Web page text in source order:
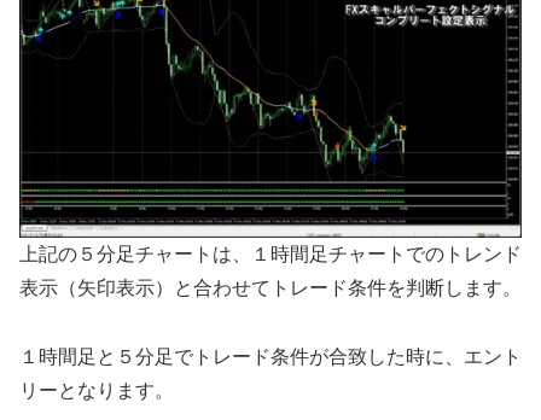
上記の５分足チャートは、１時間足チャートでのトレンド
表示（矢印表示）と合わせてトレード条件を判断します。
１時間足と５分足でトレード条件が合致した時に、エント
リーとなります。